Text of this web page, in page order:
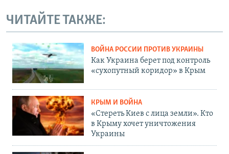
ЧИТАЙТЕ ТАКЖЕ:
ВОЙНА РОССИИ ПРОТИВ УКРАИНЫ
Как Украина берет под контроль
«сухопутный коридор» в Крым
КРЫМ И ВОЙНА
«Стереть Киев с лица земли». Кто
в Крыму хочет уничтожения
Украины